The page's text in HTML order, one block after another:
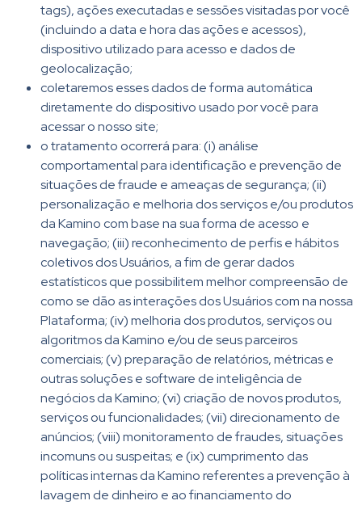
tags), ações executadas e sessões visitadas por você
(incluindo a data e hora das ações e acessos),
dispositivo utilizado para acesso e dados de
geolocalização;
coletaremos esses dados de forma automática
diretamente do dispositivo usado por você para
acessar o nosso site;
o tratamento ocorrerá para: (i) análise
comportamental para identificação e prevenção de
situações de fraude e ameaças de segurança; (ii)
personalização e melhoria dos serviços e/ou produtos
da Kamino com base na sua forma de acesso e
navegação; (iii) reconhecimento de perfis e hábitos
coletivos dos Usuários, a fim de gerar dados
estatísticos que possibilitem melhor compreensão de
como se dão as interações dos Usuários com na nossa
Plataforma; (iv) melhoria dos produtos, serviços ou
algoritmos da Kamino e/ou de seus parceiros
comerciais; (v) preparação de relatórios, métricas e
outras soluções e software de inteligência de
negócios da Kamino; (vi) criação de novos produtos,
serviços ou funcionalidades; (vii) direcionamento de
anúncios; (viii) monitoramento de fraudes, situações
incomuns ou suspeitas; e (ix) cumprimento das
políticas internas da Kamino referentes a prevenção à
lavagem de dinheiro e ao financiamento do